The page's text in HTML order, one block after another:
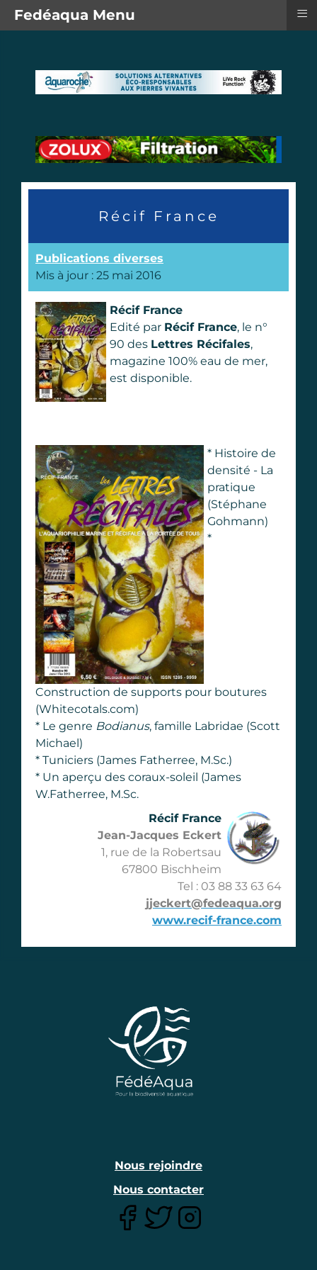
Récif France
Publications diverses
Mis à jour : 25 mai 2016
Récif France
Edité par Récif France, le n°
90 des Lettres Récifales,
magazine 100% eau de mer,
est disponible.
* Histoire de
densité - La
pratique
(Stéphane
Gohmann)
*
Construction de supports pour boutures
(Whitecotals.com)
* Le genre Bodianus, famille Labridae (Scott
Michael)
* Tuniciers (James Fatherree, M.Sc.)
* Un aperçu des coraux-soleil (James
W.Fatherree, M.Sc.
Récif France
Jean-Jacques Eckert
1, rue de la Robertsau
67800 Bischheim
Tel : 03 88 33 63 64
jjeckert@fedeaqua.org
www.recif-france.com
Nous rejoindre
Nous contacter
Fedéaqua Menu ≡